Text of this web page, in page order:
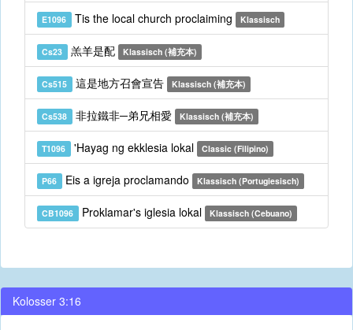
E1096 Tis the local church proclaiming Klassisch
Cs23 羔羊是配 Klassisch (補充本)
Cs515 這是地方召會宣告 Klassisch (補充本)
Cs538 非拉鐵非─弟兄相愛 Klassisch (補充本)
T1096 'Hayag ng ekklesia lokal Classic (Filipino)
P66 Eis a igreja proclamando Klassisch (Portugiesisch)
CB1096 Proklamar's iglesia lokal Klassisch (Cebuano)
Kolosser 3:16